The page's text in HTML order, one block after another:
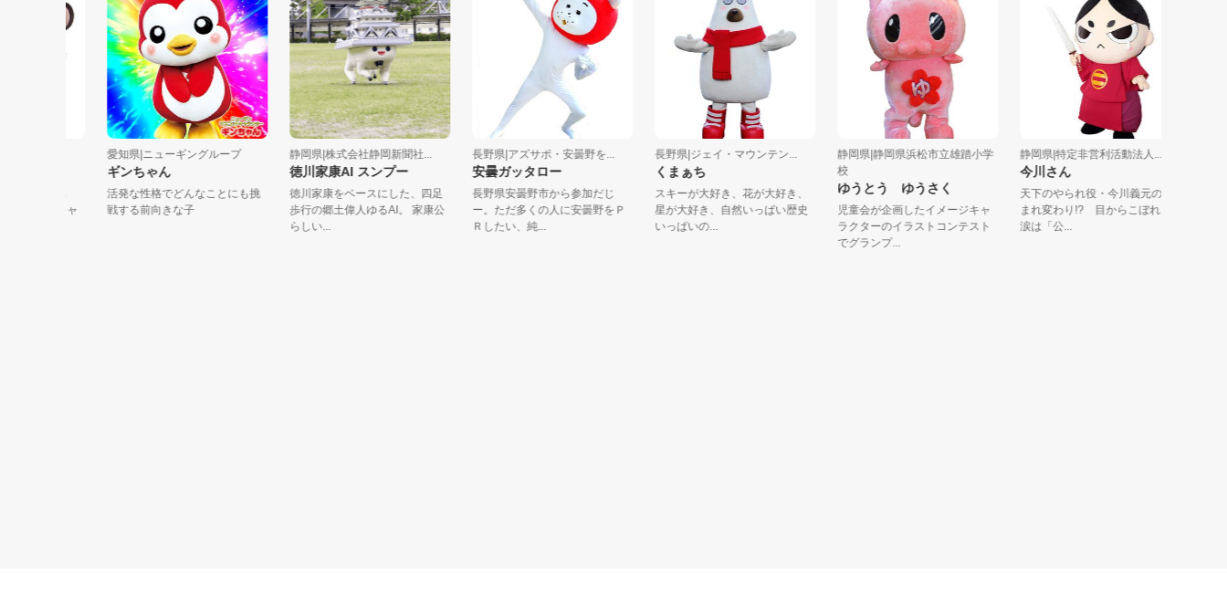
愛知県|ニューギングループ
ギンちゃん
活発な性格でどんなことにも挑
戦する前向きな子
静岡県|株式会社静岡新聞社...
徳川家康AI スンプー
徳川家康をベースにした、四足
歩行の郷土偉人ゆるAI。 家康公
らしい...
長野県|アズサポ・安曇野を...
安曇ガッタロー
長野県安曇野市から参加だじ
ー。ただ多くの人に安曇野をＰ
Ｒしたい、純...
長野県|ジェイ・マウンテン...
くまぁち
スキーが大好き、花が大好き、
星が大好き、自然いっぱい歴史
いっぱいの...
静岡県|静岡県浜松市立雄踏小学
ゆうとう ゆうさく
児童会が企画したイメージキャ
ラクターのイラストコンテスト
でグランプ...
静岡県|特定非営利活動法人...
今川さん
天下のやられ役・今川義元の生
まれ変わり!? 目からこぼれる
涙は「公...